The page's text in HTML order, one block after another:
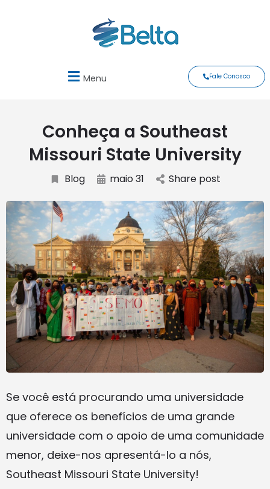
Menu Fale Conosco
Conheça a Southeast
Missouri State University
Blog maio 31 Share post
Se você está procurando uma universidade
que oferece os benefícios de uma grande
universidade com o apoio de uma comunidade
menor, deixe-nos apresentá-lo a nós,
Southeast Missouri State University!